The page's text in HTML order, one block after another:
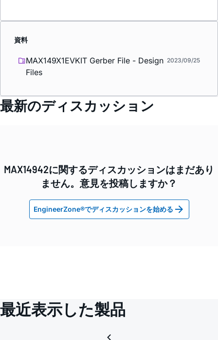
資料
MAX149X1EVKIT Gerber File - Design
Files
2023/09/25
最新のディスカッション
MAX14942に関するディスカッションはまだあり
ません。意見を投稿しますか？
EngineerZone®でディスカッションを始める
最近表示した製品